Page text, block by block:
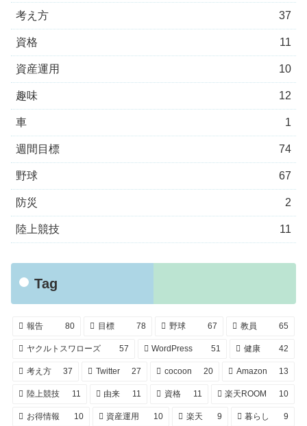
考え方 37
資格 11
資産運用 10
趣味 12
車 1
週間目標 74
野球 67
防災 2
陸上競技 11
Tag
報告 80 目標 78 野球 67 教員 65
ヤクルトスワローズ 57 WordPress 51 健康 42
考え方 37 Twitter 27 cocoon 20 Amazon 13
陸上競技 11 由来 11 資格 11 楽天ROOM 10
お得情報 10 資産運用 10 楽天 9 暮らし 9